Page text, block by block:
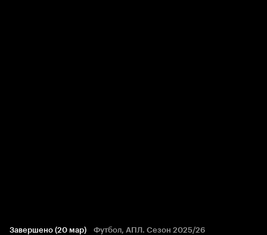
Завершено (20 мар) Футбол, АПЛ. Сезон 2025/26